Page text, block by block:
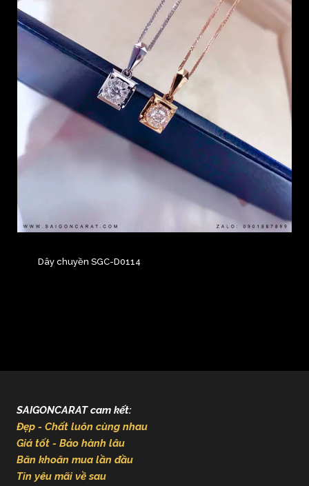
Dây chuyền SGC-D0114
SAIGONCARAT cam kết:
Đẹp - Chất luôn cùng nhau
Giá tốt - Bảo hành lâu
Băn khoăn mua lần đầu
Tin yêu mãi về sau